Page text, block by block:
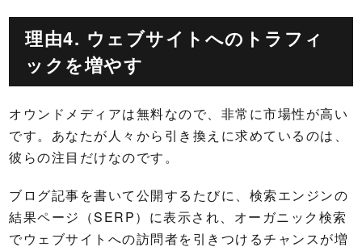
理由4. ウェブサイトへのトラフィ
ックを増やす
オウンドメディアは無料なので、非常に市場性が高い
です。あなたが人々から引き換えに求めているのは、
彼らの注目だけなのです。
ブログ記事を書いて公開するたびに、検索エンジンの
結果ページ（SERP）に表示され、オーガニック検索
でウェブサイトへの訪問者を引きつけるチャンスが増